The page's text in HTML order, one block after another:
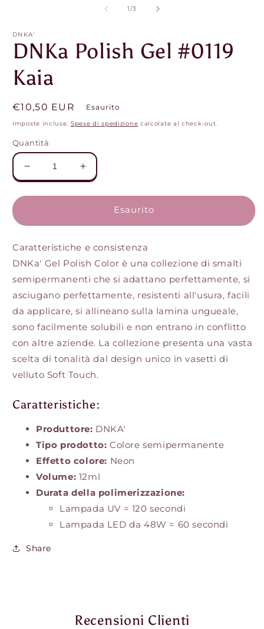
1/su
3
DNKA'
DNKa Polish Gel #0119
Kaia
Prezzo
di
€10,50 EUR Esaurito
Imposte incluse. Spese di spedizione calcolate al check-out.
Quantità
Diminuisci
quantità
per
#0119
Kaia
Aumenta
quantità
per
#0119
Kaia
Esaurito
Caratteristiche e consistenza
DNKa' Gel Polish Color è una collezione di smalti
semipermanenti che si adattano perfettamente, si
asciugano perfettamente, resistenti all'usura, facili
da applicare, si allineano sulla lamina ungueale,
sono facilmente solubili e non entrano in conflitto
con altre aziende. La collezione presenta una vasta
scelta di tonalità dal design unico in vasetti di
velluto Soft Touch.
Caratteristiche:
Produttore: DNKA'
Tipo prodotto: Colore semipermanente
Effetto colore: Neon
Volume: 12ml
Durata della polimerizzazione:
Lampada UV = 120 secondi
Lampada LED da 48W = 60 secondi
Share
Recensioni Clienti